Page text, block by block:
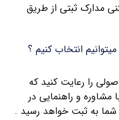
مدارک ثبتی از طریق
انتخاب کنیم ؟
را رعایت کنید که
مشاوره و راهنمایی در
به ثبت خواهد رسید .